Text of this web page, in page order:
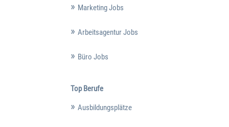
Marketing Jobs
Arbeitsagentur Jobs
Büro Jobs
Top Berufe
Ausbildungsplätze